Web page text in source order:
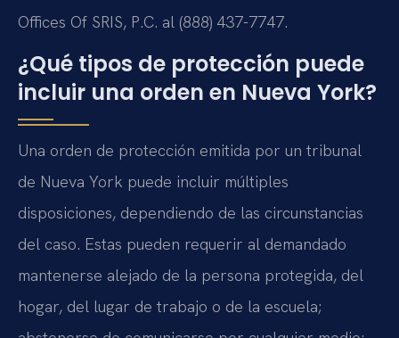
Offices Of SRIS, P.C. al (888) 437-7747.
¿Qué tipos de protección puede
incluir una orden en Nueva York?
Una orden de protección emitida por un tribunal
de Nueva York puede incluir múltiples
disposiciones, dependiendo de las circunstancias
del caso. Estas pueden requerir al demandado
mantenerse alejado de la persona protegida, del
hogar, del lugar de trabajo o de la escuela;